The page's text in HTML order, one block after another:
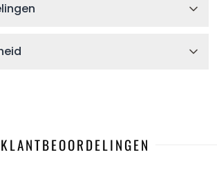
KLANTBEOORDELINGEN